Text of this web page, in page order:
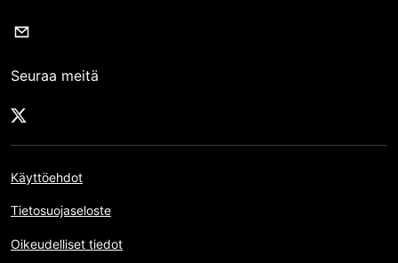
Seuraa meitä
Käyttöehdot
Tietosuojaseloste
Oikeudelliset tiedot